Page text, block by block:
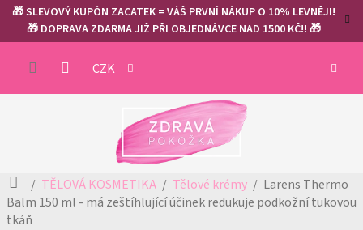
Přejít
obsah
🎁 SLEVOVÝ KUPÓN ZACATEK = VÁŠ PRVNÍ NÁKUP O 10% LEVNĚJI!
🎁 DOPRAVA ZDARMA JIŽ PŘI OBJEDNÁVCE NAD 1500 KČ!! 🎁
CZK
Domů
TĚLOVÁ KOSMETIKA Tělové krémy
Larens Thermo
Balm 150 ml - má zeštíhlující účinekredukuje podkožní tukovou
tkáň